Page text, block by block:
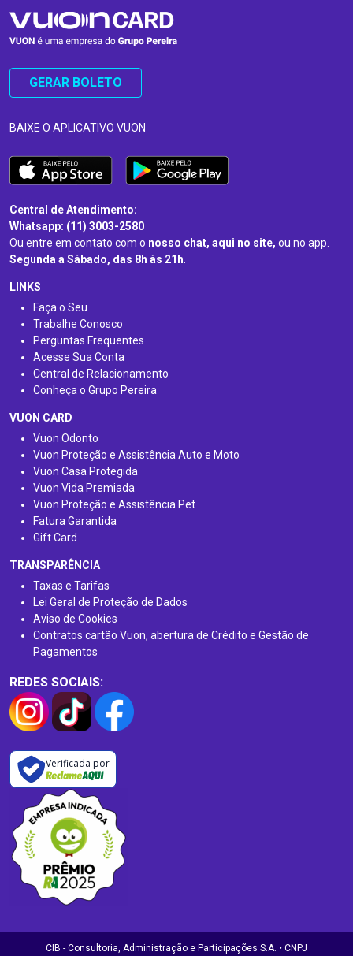
GERAR BOLETO
BAIXE O APLICATIVO VUON
Central de Atendimento:
Whatsapp: (11) 3003-2580
Ou entre em contato com o nosso chat, aqui no site, ou no app.
Segunda a Sábado, das 8h às 21h.
LINKS
Faça o Seu
Trabalhe Conosco
Perguntas Frequentes
Acesse Sua Conta
Central de Relacionamento
Conheça o Grupo Pereira
VUON CARD
Vuon Odonto
Vuon Proteção e Assistência Auto e Moto
Vuon Casa Protegida
Vuon Vida Premiada
Vuon Proteção e Assistência Pet
Fatura Garantida
Gift Card
TRANSPARÊNCIA
Taxas e Tarifas
Lei Geral de Proteção de Dados
Aviso de Cookies
Contratos cartão Vuon, abertura de Crédito e Gestão de
Pagamentos
REDES SOCIAIS:
Verificada por
CIB - Consultoria, Administração e Participações S.A. • CNPJ